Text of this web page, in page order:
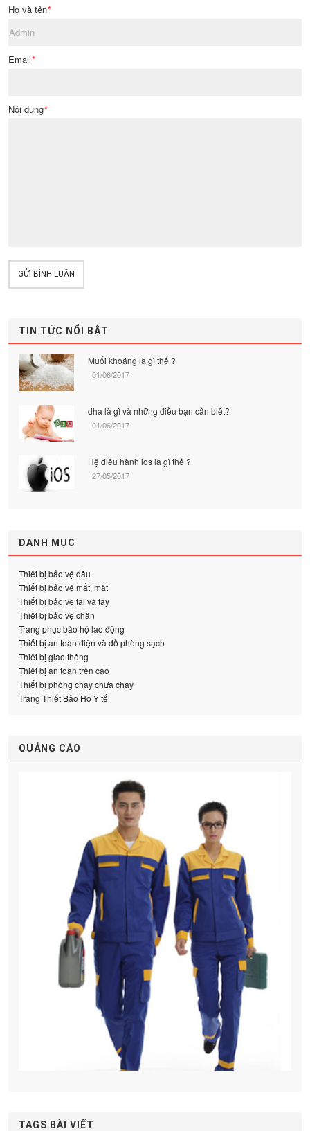
Họ và tên*
Email*
Nội dung*
GỬI BÌNH LUẬN
TIN TỨC NỔI BẬT
Muối khoáng là gì thế ?
01/06/2017
dha là gì và những điều bạn cần biết?
01/06/2017
Hệ điều hành ios là gì thế ?
27/05/2017
DANH MỤC
Thiết bị bảo vệ đầu
Thiết bị bảo vệ mắt, mặt
Thiết bị bảo vệ tai và tay
Thiêt bị bảo vệ chân
Trang phục bảo hộ lao động
Thiết bị an toàn điện và đồ phòng sạch
Thiết bị giao thông
Thiết bị an toàn trên cao
Thiết bị phòng cháy chữa cháy
Trang Thiết Bảo Hộ Y tế
QUẢNG CÁO
TAGS BÀI VIẾT